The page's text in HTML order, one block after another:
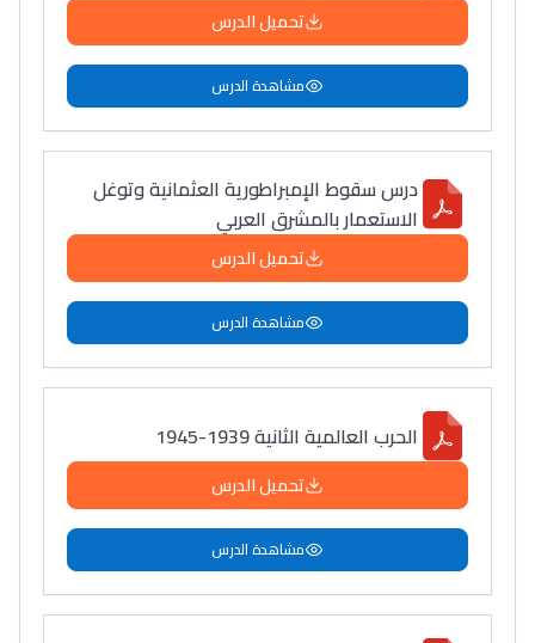
تحميل الدرس
مشاهدة الدرس
درس سقوط الإمبراطورية العثمانية وتوغل
الاستعمار بالمشرق العربي
تحميل الدرس
مشاهدة الدرس
الحرب العالمية الثانية 1939-1945
تحميل الدرس
مشاهدة الدرس